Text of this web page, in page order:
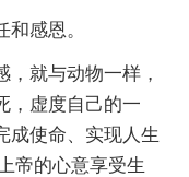
感恩。
就与动物一样，
，虚度自己的一
成使命、实现人生
帝的心意享受生